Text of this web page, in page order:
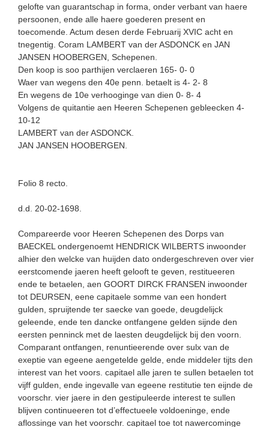
gelofte van guarantschap in forma, onder verbant van haere
persoonen, ende alle haere goederen present en
toecomende. Actum desen derde Februarij XVIC acht en
tnegentig. Coram LAMBERT van der ASDONCK en JAN
JANSEN HOOBERGEN, Schepenen.
Den koop is soo parthijen verclaeren 165- 0- 0
Waer van wegens den 40e penn. betaelt is 4- 2- 8
En wegens de 10e verhooginge van dien 0- 8- 4
Volgens de quitantie aen Heeren Schepenen gebleecken 4-
10-12
LAMBERT van der ASDONCK.
JAN JANSEN HOOBERGEN.
Folio 8 recto.
d.d. 20-02-1698.
Compareerde voor Heeren Schepenen des Dorps van
BAECKEL ondergenoemt HENDRICK WILBERTS inwoonder
alhier den welcke van huijden dato ondergeschreven over vier
eerstcomende jaeren heeft gelooft te geven, restitueeren
ende te betaelen, aen GOORT DIRCK FRANSEN inwoonder
tot DEURSEN, eene capitaele somme van een hondert
gulden, spruijtende ter saecke van goede, deugdelijck
geleende, ende ten dancke ontfangene gelden sijnde den
eersten penninck met de laesten deugdelijck bij den voorn.
Comparant ontfangen, renuntieerende over sulx van de
exeptie van egeene aengetelde gelde, ende middeler tijts den
interest van het voors. capitael alle jaren te sullen betaelen tot
vijff gulden, ende ingevalle van egeene restitutie ten eijnde de
voorschr. vier jaere in den gestipuleerde interest te sullen
blijven continueeren tot d’effectueele voldoeninge, ende
aflossinge van het voorschr. capitael toe tot nawercominge